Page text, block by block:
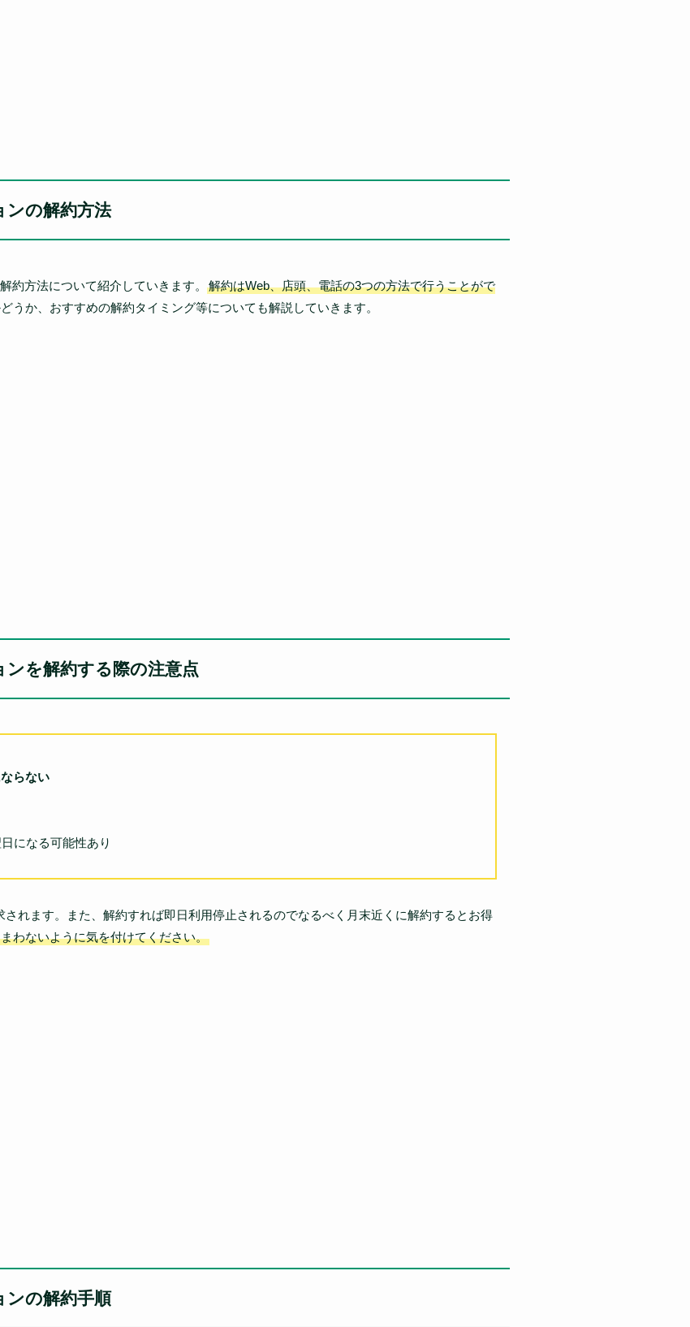
ンの解約方法
約方法について紹介していきます。
解約はWeb、店頭、電話の3つの方法で行うことがで
うか、おすすめの解約タイミング等についても解説していきます。
ンを解約する際の注意点
らない
になる可能性あり
れます。また、解約すれば即日利用停止されるのでなるべく月末近くに解約するとお得
わないように気を付けてください。
ンの解約手順